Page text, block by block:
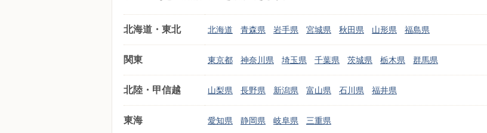
北海道・東北 北海道 青森県 岩手県 宮城県 秋田県 山形県 福島県
関東 東京都 神奈川県 埼玉県 千葉県 茨城県 栃木県 群馬県
北陸・甲信越 山梨県 長野県 新潟県 富山県 石川県 福井県
東海 愛知県 静岡県 岐阜県 三重県